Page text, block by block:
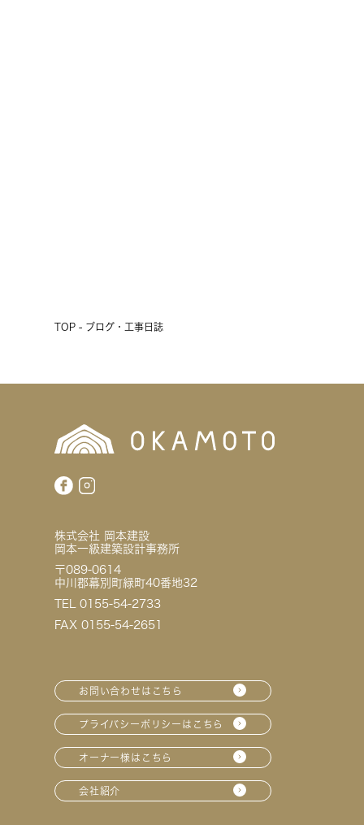
TOP - ブログ・工事日誌
株式会社 岡本建設
岡本一級建築設計事務所
〒089-0614
中川郡幕別町緑町40番地32
TEL 0155-54-2733
FAX 0155-54-2651
お問い合わせはこちら
プライバシーポリシーはこちら
オーナー様はこちら
会社紹介